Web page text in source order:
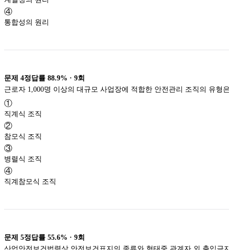
④
통합성의 원리
문제 4정답률 88.9% · 9회
근로자 1,000명 이상의 대규모 사업장에 적합한 안전관리 조직의 유형
①
직계식 조직
②
참모식 조직
③
병렬식 조직
④
직계참모식 조직
문제 5정답률 55.6% · 9회